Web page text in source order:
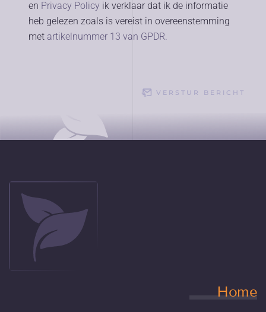
en Privacy Policy ik verklaar dat ik de informatie
heb gelezen zoals is vereist in overeenstemming
met artikelnummer 13 van GPDR.
VERSTUR BERICHT
Home